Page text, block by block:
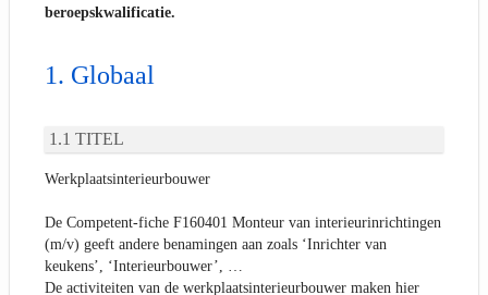
beroepskwalificatie.
Globaal
TITEL
Werkplaatsinterieurbouwer
De Competent-fiche F160401 Monteur van interieurinrichtingen
(m/v) geeft andere benamingen aan zoals ‘Inrichter van
keukens’, ‘Interieurbouwer’, …
De activiteiten van de werkplaatsinterieurbouwer maken hier